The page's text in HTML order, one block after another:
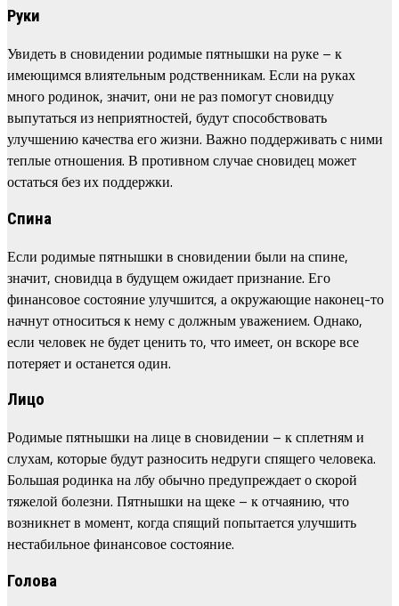
Руки
Увидеть в сновидении родимые пятнышки на руке – к
имеющимся влиятельным родственникам. Если на руках
много родинок, значит, они не раз помогут сновидцу
выпутаться из неприятностей, будут способствовать
улучшению качества его жизни. Важно поддерживать с ними
теплые отношения. В противном случае сновидец может
остаться без их поддержки.
Спина
Если родимые пятнышки в сновидении были на спине,
значит, сновидца в будущем ожидает признание. Его
финансовое состояние улучшится, а окружающие наконец-то
начнут относиться к нему с должным уважением. Однако,
если человек не будет ценить то, что имеет, он вскоре все
потеряет и останется один.
Лицо
Родимые пятнышки на лице в сновидении – к сплетням и
слухам, которые будут разносить недруги спящего человека.
Большая родинка на лбу обычно предупреждает о скорой
тяжелой болезни. Пятнышки на щеке – к отчаянию, что
возникнет в момент, когда спящий попытается улучшить
нестабильное финансовое состояние.
Голова